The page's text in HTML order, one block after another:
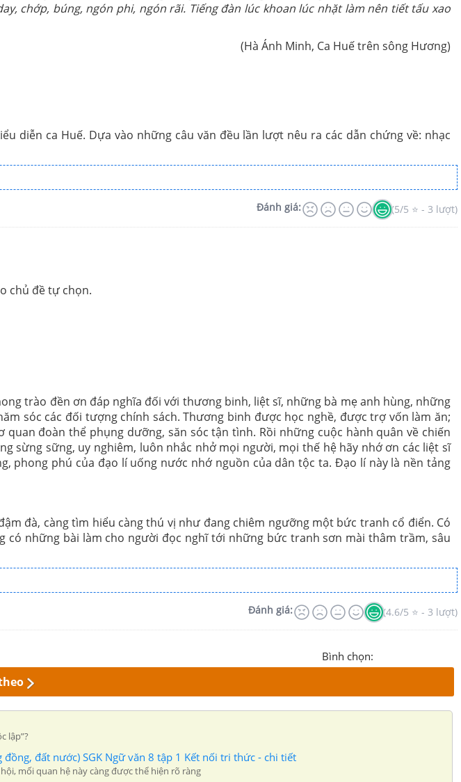
chớp, búng, ngón phi, ngón rãi. Tiếng đàn lúc khoan lúc nhặt làm nên tiết tấu xao
(Hà Ánh Minh, Ca Huế trên sông Hương)
diễn ca Huế. Dựa vào những câu văn đều lần lượt nêu ra các dẫn chứng về: nhạc
Đánh giá: (5/5 ⭐ - 3 lượt)
chủ đề tự chọn.
trào đền ơn đáp nghĩa đối với thương binh, liệt sĩ, những bà mẹ anh hùng, những
sóc các đối tượng chính sách. Thương binh được học nghề, được trợ vốn làm ăn;
đoàn thể phụng dưỡng, săn sóc tận tình. Rồi những cuộc hành quân về chiến
sừng sững, uy nghiêm, luôn nhắc nhở mọi người, mọi thế hệ hãy nhớ ơn các liệt sĩ
phong phú của đạo lí uống nước nhớ nguồn của dân tộc ta. Đạo lí này là nền tảng
đà, càng tìm hiểu càng thú vị như đang chiêm ngưỡng một bức tranh cổ điển. Có
những bài làm cho người đọc nghĩ tới những bức tranh sơn mài thâm trầm, sâu
Đánh giá: (4.6/5 ⭐ - 3 lượt)
Bình chọn:
lập”?
đất nước) SGK Ngữ văn 8 tập 1 Kết nối tri thức - chi tiết
mối quan hệ này càng được thể hiện rõ ràng